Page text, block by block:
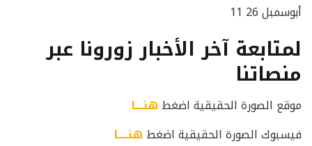
أبوسمبل 26 11
لمتابعة آخر الأخبار زورونا عبر
منصاتنا
موقع الصورة الحقيقية اضغط هنــــا
فيسبوك الصورة الحقيقية اضغط هنـــــا